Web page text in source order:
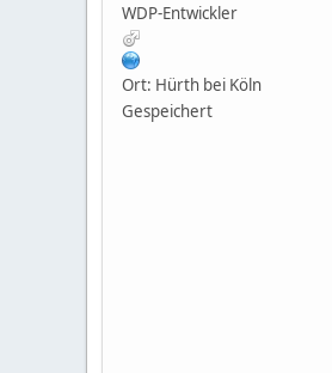
WDP-Entwickler
Ort: Hürth bei Köln
Gespeichert